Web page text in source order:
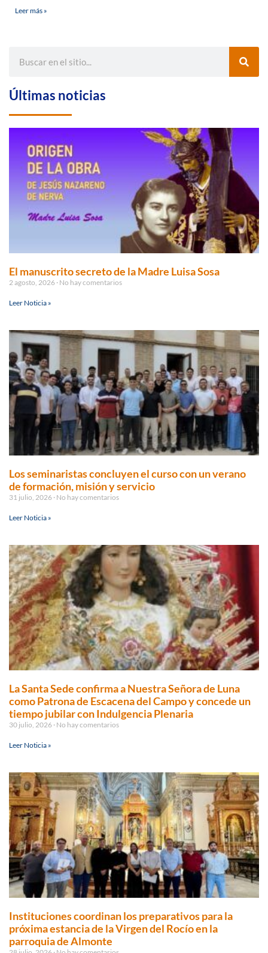
Leer más »
Últimas noticias
El manuscrito secreto de la Madre Luisa Sosa
2 agosto, 2026 No hay comentarios
Leer Noticia »
Los seminaristas concluyen el curso con un verano
de formación, misión y servicio
31 julio, 2026 No hay comentarios
Leer Noticia »
La Santa Sede confirma a Nuestra Señora de Luna
como Patrona de Escacena del Campo y concede un
tiempo jubilar con Indulgencia Plenaria
30 julio, 2026 No hay comentarios
Leer Noticia »
Instituciones coordinan los preparativos para la
próxima estancia de la Virgen del Rocío en la
parroquia de Almonte